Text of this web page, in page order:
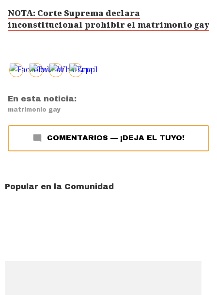
NOTA: Corte Suprema declara
inconstitucional prohibir el matrimonio gay
En esta noticia:
matrimonio gay
COMENTARIOS — ¡DEJA EL TUYO!
Popular en la Comunidad